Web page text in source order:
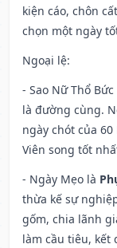
kiện cáo, chôn
chọn một ngày
Ngoại lệ:
- Sao Nữ Thổ
là đường cùng.
ngày chót của
Viên song tốt
- Ngày Mẹo là
thừa kế sự
gốm, chia lãnh
làm cầu tiêu,